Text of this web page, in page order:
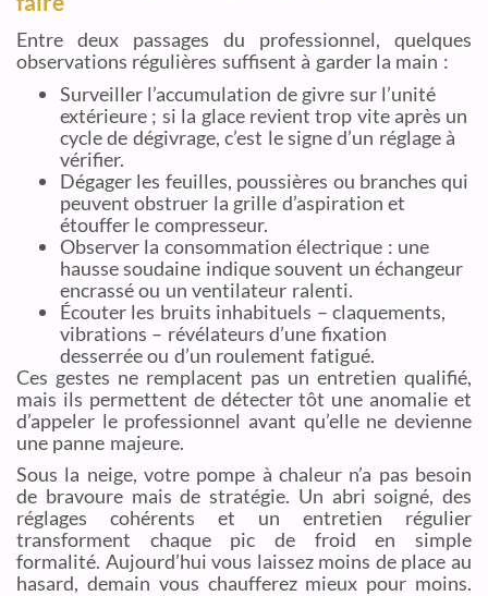
Entre deux passages du professionnel, quelques
observations régulières suffisent à garder la main :
Surveiller l’accumulation de givre sur l’unité
extérieure ; si la glace revient trop vite après un
cycle de dégivrage, c’est le signe d’un réglage à
vérifier.
Dégager les feuilles, poussières ou branches qui
peuvent obstruer la grille d’aspiration et
étouffer le compresseur.
Observer la consommation électrique : une
hausse soudaine indique souvent un échangeur
encrassé ou un ventilateur ralenti.
Écouter les bruits inhabituels – claquements,
vibrations – révélateurs d’une fixation
desserrée ou d’un roulement fatigué.
Ces gestes ne remplacent pas un entretien qualifié,
mais ils permettent de détecter tôt une anomalie et
d’appeler le professionnel avant qu’elle ne devienne
une panne majeure.
Sous la neige, votre pompe à chaleur n’a pas besoin
de bravoure mais de stratégie. Un abri soigné, des
réglages cohérents et un entretien régulier
transforment chaque pic de froid en simple
formalité. Aujourd’hui vous laissez moins de place au
hasard, demain vous chaufferez mieux pour moins.